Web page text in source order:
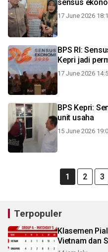
sensus
17 June 2026
BPS RI:
Kepri jadi
17 June 2026
BPS Kepri:
unit usaha
15 June 2026
1 2 3
Terpopuler
Klasemen
Vietnam dan